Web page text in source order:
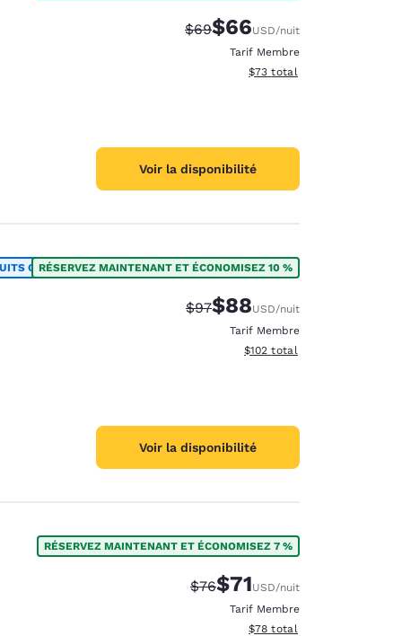
Tarif barré :
$69Tarif réduit :
$66USD/nuit
Tarif Membre
Afficher les détails du total
$73 total
Voir la disponibilité
OU PLUS
RÉSERVEZ MAINTENANT ET ÉCONOMISEZ 10 %
Tarif barré :
$97Tarif réduit :
$88USD/nuit
Tarif Membre
Afficher les détails du total
$102 total
Voir la disponibilité
RÉSERVEZ MAINTENANT ET ÉCONOMISEZ 7 %
Tarif barré :
$76Tarif réduit :
$71USD/nuit
Tarif Membre
Afficher les détails du total
$78 total